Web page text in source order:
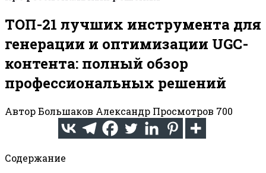
ТОП-21 лучших инструмента для
генерации и оптимизации UGC-
контента: полный обзор
профессиональных решений
АвторБольшаков Александр Просмотров 700
Содержание